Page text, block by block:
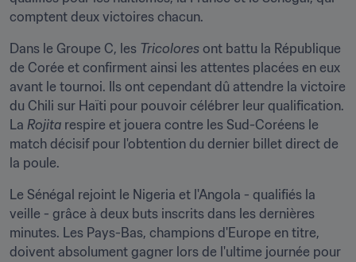
comptent deux victoires chacun.
Dans le Groupe C, les Tricolores ont battu la République
de Corée et confirment ainsi les attentes placées en eux
avant le tournoi. Ils ont cependant dû attendre la victoire
du Chili sur Haïti pour pouvoir célébrer leur qualification.
La Rojita respire et jouera contre les Sud-Coréens le
match décisif pour l'obtention du dernier billet direct de
la poule.
Le Sénégal rejoint le Nigeria et l'Angola - qualifiés la
veille - grâce à deux buts inscrits dans les dernières
minutes. Les Pays-Bas, champions d'Europe en titre,
doivent absolument gagner lors de l'ultime journée pour